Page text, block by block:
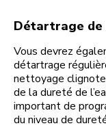
Détartrage de
Vous devrez
détartrage
nettoyage
de la dureté de
important de
du niveau de